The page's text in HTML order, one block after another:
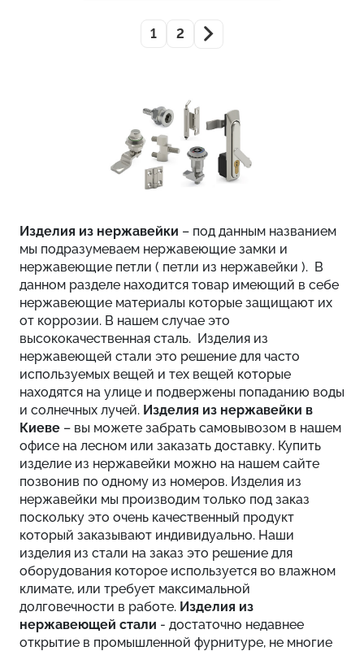
1 2
Изделия из нержавейки – под данным названием
мы подразумеваем нержавеющие замки и
нержавеющие петли ( петли из нержавейки ). В
данном разделе находится товар имеющий в себе
нержавеющие материалы которые защищают их
от коррозии. В нашем случае это
высококачественная сталь. Изделия из
нержавеющей стали это решение для часто
используемых вещей и тех вещей которые
находятся на улице и подвержены попаданию воды
и солнечных лучей. Изделия из нержавейки в
Киеве – вы можете забрать самовывозом в нашем
офисе на лесном или заказать доставку. Купить
изделие из нержавейки можно на нашем сайте
позвонив по одному из номеров. Изделия из
нержавейки мы производим только под заказ
поскольку это очень качественный продукт
который заказывают индивидуально. Наши
изделия из стали на заказ это решение для
оборудования которое используется во влажном
климате, или требует максимальной
долговечности в работе. Изделия из
нержавеющей стали - достаточно недавнее
открытие в промышленной фурнитуре, не многие